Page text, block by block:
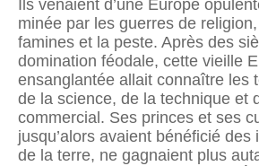
Ils venaient d’une Europe
minée par les guerres de
famines et la peste. Après des
domination féodale, cette vieille
ensanglantée allait connaître les
de la science, de la technique et
commercial. Ses princes et ses
jusqu’alors avaient bénéficié des
de la terre, ne gagnaient plus